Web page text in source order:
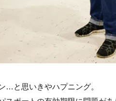
…と思いきやハプニング。